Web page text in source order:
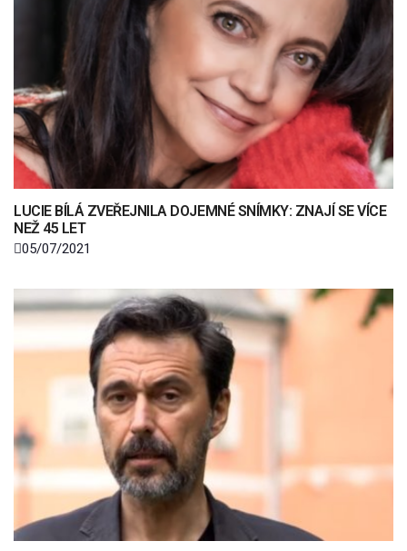
LUCIE BÍLÁ ZVEŘEJNILA DOJEMNÉ SNÍMKY: ZNAJÍ SE VÍCE
NEŽ 45 LET
05/07/2021